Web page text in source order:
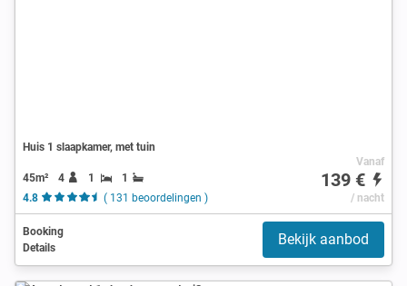
Huis 1 slaapkamer, met tuin
45m² 4 1
1
4.8
( 131 beoordelingen )
Vanaf
139 €
/ nacht
Booking
Details
Bekijk aanbod